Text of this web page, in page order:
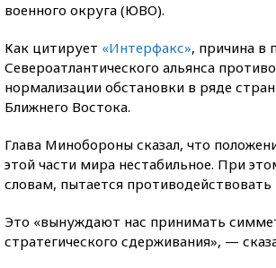
военного округа (ЮВО).
Как цитирует «Интерфакс», причина в
Североатлантического альянса
нормализации обстановки в ряде
Ближнего Востока.
Глава Минобороны сказал, что
этой части мира нестабильное. При
словам, пытается противодействовать
Это «вынуждают нас принимать
стратегического сдерживания», —